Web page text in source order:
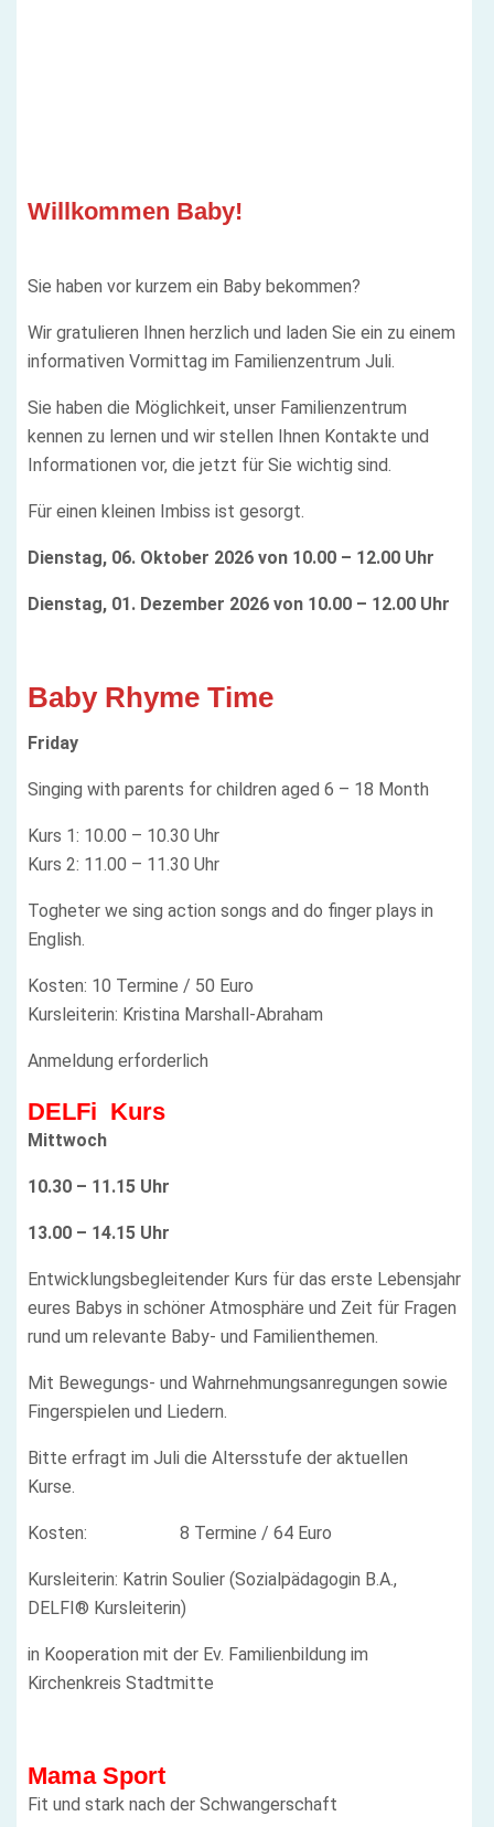
Willkommen Baby!
Sie haben vor kurzem ein Baby bekommen?
Wir gratulieren Ihnen herzlich und laden Sie ein zu einem
informativen Vormittag im Familienzentrum Juli.
Sie haben die Möglichkeit, unser Familienzentrum
kennen zu lernen und wir stellen Ihnen Kontakte und
Informationen vor, die jetzt für Sie wichtig sind.
Für einen kleinen Imbiss ist gesorgt.
Dienstag, 06. Oktober 2026 von 10.00 – 12.00 Uhr
Dienstag, 01. Dezember 2026 von 10.00 – 12.00 Uhr
Baby Rhyme Time
Friday
Singing with parents for children aged 6 – 18 Month
Kurs 1: 10.00 – 10.30 Uhr
Kurs 2: 11.00 – 11.30 Uhr
Togheter we sing action songs and do finger plays in
English.
Kosten: 10 Termine / 50 Euro
Kursleiterin: Kristina Marshall-Abraham
Anmeldung erforderlich
DELFi Kurs
Mittwoch
10.30 – 11.15 Uhr
13.00 – 14.15 Uhr
Entwicklungsbegleitender Kurs für das erste Lebensjahr
eures Babys in schöner Atmosphäre und Zeit für Fragen
rund um relevante Baby- und Familienthemen.
Mit Bewegungs- und Wahrnehmungsanregungen sowie
Fingerspielen und Liedern.
Bitte erfragt im Juli die Altersstufe der aktuellen
Kurse.
Kosten: 8 Termine / 64 Euro
Kursleiterin: Katrin Soulier (Sozialpädagogin B.A.,
DELFI® Kursleiterin)
in Kooperation mit der Ev. Familienbildung im
Kirchenkreis Stadtmitte
Mama Sport
Fit und stark nach der Schwangerschaft